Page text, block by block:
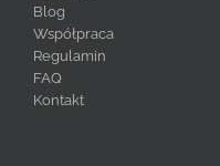
Blog
Współpraca
Regulamin
FAQ
Kontakt